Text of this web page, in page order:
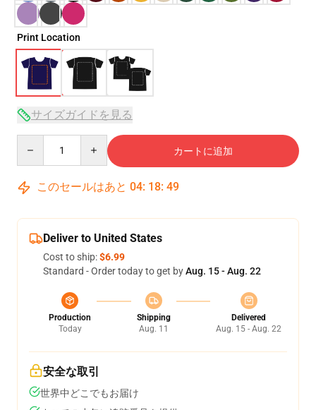
Print Location
サイズガイドを見る
カートに追加
このセールはあと 04: 18: 48
Deliver to United States
Cost to ship:$6.99
Standard - Order today to get byAug. 15 - Aug. 22
Production
Today
Shipping
Aug. 11
Delivered
Aug. 15 - Aug. 22
安全な取引
世界中どこでもお届け